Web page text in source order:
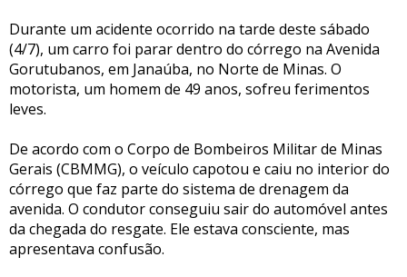
Durante um acidente ocorrido na tarde deste sábado
(4/7), um carro foi parar dentro do córrego na Avenida
Gorutubanos, em Janaúba, no Norte de Minas. O
motorista, um homem de 49 anos, sofreu ferimentos
leves.
De acordo com o Corpo de Bombeiros Militar de Minas
Gerais (CBMMG), o veículo capotou e caiu no interior do
córrego que faz parte do sistema de drenagem da
avenida. O condutor conseguiu sair do automóvel antes
da chegada do resgate. Ele estava consciente, mas
apresentava confusão.